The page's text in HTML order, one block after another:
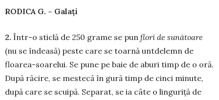
RODICA G. – Galați
2. Într-o sticlă de 250 grame se pun flori de sunătoare
(nu se îndeasă) peste care se toarnă untdelemn de
floarea-soarelui. Se pune pe baie de aburi timp de o oră.
După răcire, se mestecă în gură timp de cinci minute,
după care se scuipă. Separat, se ia câte o linguriță de